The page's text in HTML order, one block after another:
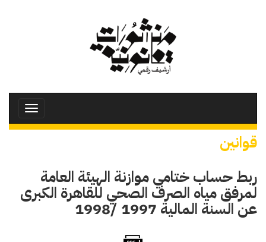
Toggle
قوانين
ربط حساب ختامي موازنة الهيئة العامة
لمرفق مياه الصرف الصحي للقاهرة الكبرى
عن السنة المالية 1997 /1998